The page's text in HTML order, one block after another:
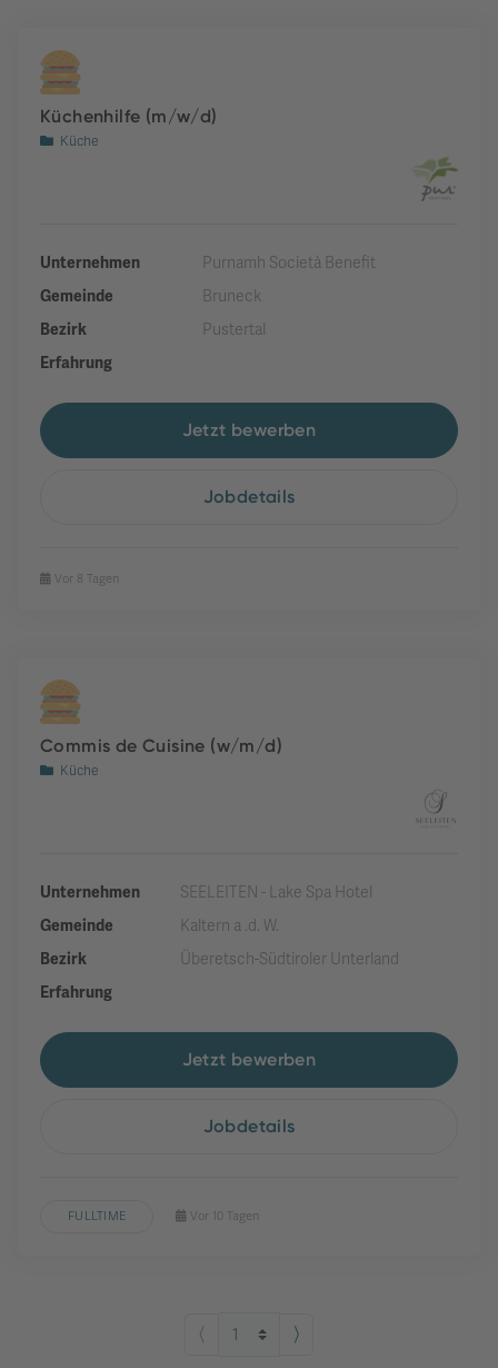
Küchenhilfe (m/w/d)
Küche
Unternehmen
Purnamh Società Benefit
Gemeinde
Bruneck
Bezirk
Pustertal
Erfahrung
Jetzt bewerben
Jobdetails
Vor 8 Tagen
Commis de Cuisine (w/m/d)
Küche
Unternehmen
SEELEITEN - Lake Spa Hotel
Gemeinde
Kaltern a .d. W.
Bezirk
Überetsch-Südtiroler Unterland
Erfahrung
Jetzt bewerben
Jobdetails
FULLTIME Vor 10 Tagen
⟨ ⟩